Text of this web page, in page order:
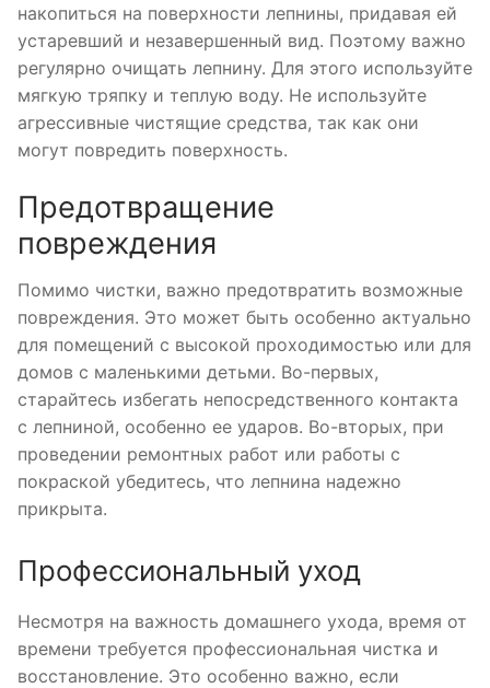
накопиться на поверхности лепнины, придавая ей
устаревший и незавершенный вид. Поэтому важно
регулярно очищать лепнину. Для этого используйте
мягкую тряпку и теплую воду. Не используйте
агрессивные чистящие средства, так как они
могут повредить поверхность.
Предотвращение
повреждения
Помимо чистки, важно предотвратить возможные
повреждения. Это может быть особенно актуально
для помещений с высокой проходимостью или для
домов с маленькими детьми. Во-первых,
старайтесь избегать непосредственного контакта
с лепниной, особенно ее ударов. Во-вторых, при
проведении ремонтных работ или работы с
покраской убедитесь, что лепнина надежно
прикрыта.
Профессиональный уход
Несмотря на важность домашнего ухода, время от
времени требуется профессиональная чистка и
восстановление. Это особенно важно, если